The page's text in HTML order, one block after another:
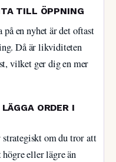
TILL ÖPPNING
en nyhet är det oftast
Då är likviditeten
vilket ger dig en mer
ORDER I
om du tror att
eller lägre än